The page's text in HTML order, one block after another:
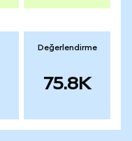
Değerlendirme
75.8K